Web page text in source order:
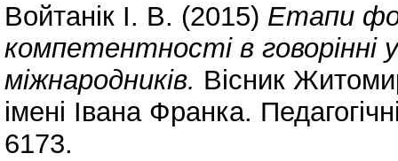
Войтанік І. В. (2015) Етапи
компетентності в говорінні
міжнародників. Вісник
імені Івана Франка.
6173.